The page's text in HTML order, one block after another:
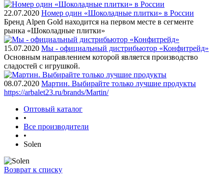
22.07.2020 Номер один «Шоколадные плитки» в России
Бренд Alpen Gold находится на первом месте в сегменте
рынка «Шоколадные плитки»
15.07.2020 Мы - официальный дистрибьютор «Конфитрейд»
Основным направлением которой является производство
сладостей с игрушкой.
08.07.2020 Мартин. Выбирайте только лучшие продукты
https://arbalet23.ru/brands/Martin/
Оптовый каталог
•
Все производители
•
Solen
Возврат к списку